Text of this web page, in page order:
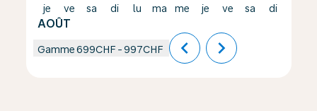
je
AOÛT
ve sa di lu ma me je ve sa di
Gamme699CHF -997CHF chevron_left chevron_right